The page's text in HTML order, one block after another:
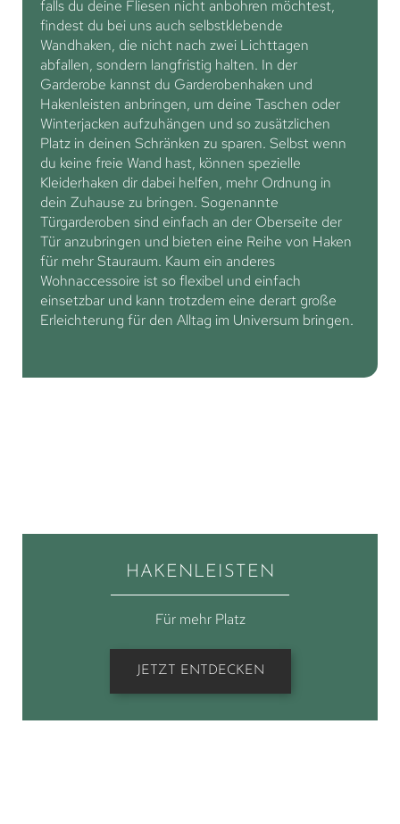
falls du deine Fliesen nicht anbohren möchtest,
findest du bei uns auch selbstklebende
Wandhaken, die nicht nach zwei Lichttagen
abfallen, sondern langfristig halten. In der
Garderobe kannst du Garderobenhaken und
Hakenleisten anbringen, um deine Taschen oder
Winterjacken aufzuhängen und so zusätzlichen
Platz in deinen Schränken zu sparen. Selbst wenn
du keine freie Wand hast, können spezielle
Kleiderhaken dir dabei helfen, mehr Ordnung in
dein Zuhause zu bringen. Sogenannte
Türgarderoben sind einfach an der Oberseite der
Tür anzubringen und bieten eine Reihe von Haken
für mehr Stauraum. Kaum ein anderes
Wohnaccessoire ist so flexibel und einfach
einsetzbar und kann trotzdem eine derart große
Erleichterung für den Alltag im Universum bringen.
HAKENLEISTEN
Für mehr Platz
JETZT ENTDECKEN